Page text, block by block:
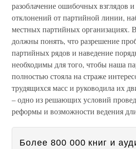
разоблачение ошибочных взглядов
отклонений от партийной линии,
местных партийных организациях.
должны понять, что разрешение
партийных рядов и наведение
необходимы для того, чтобы наша
полностью стояла на страже
трудящихся масс и руководила их
– одно из решающих условий
реформы и возможности ведения
Более 800 000 книг и